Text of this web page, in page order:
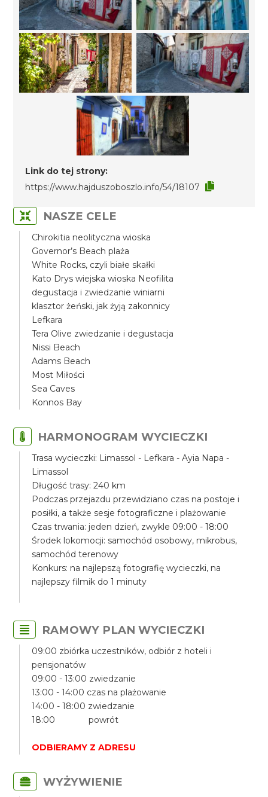
Link do tej strony:
https://www.hajduszoboszlo.info/54/18107
NASZE CELE
Chirokitia neolityczna wioska
Governor’s Beach plaża
White Rocks, czyli białe skałki
Kato Drys wiejska wioska Neofilita
degustacja i zwiedzanie winiarni
klasztor żeński, jak żyją zakonnicy
Lefkara
Tera Olive zwiedzanie i degustacja
Nissi Beach
Adams Beach
Most Miłości
Sea Caves
Konnos Bay
HARMONOGRAM WYCIECZKI
Trasa wycieczki: Limassol - Lefkara - Ayia Napa -
Limassol
Długość trasy: 240 km
Podczas przejazdu przewidziano czas na postoje i
posiłki, a także sesje fotograficzne i plażowanie
Czas trwania: jeden dzień, zwykle 09:00 - 18:00
Środek lokomocji: samochód osobowy, mikrobus,
samochód terenowy
Konkurs: na najlepszą fotografię wycieczki, na
najlepszy filmik do 1 minuty
RAMOWY PLAN WYCIECZKI
09:00 zbiórka uczestników, odbiór z hoteli i
pensjonatów
09:00 - 13:00 zwiedzanie
13:00 - 14:00 czas na plażowanie
14:00 - 18:00 zwiedzanie
18:00 powrót
ODBIERAMY Z ADRESU
WYŻYWIENIE